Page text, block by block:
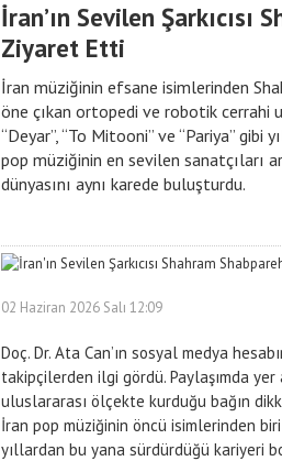
İran’ın Sevilen Şarkıcısı
Ziyaret Etti
İran müziğinin efsane isimlerinden
öne çıkan ortopedi ve robotik cerrahi
“Deyar”, “To Mitooni” ve “Pariya”
pop müziğinin en sevilen sanatçıları
dünyasını aynı karede buluşturdu.
02 Haziran 2026 Salı 12:09
Doç. Dr. Ata Can’ın sosyal medya
takipçilerden ilgi gördü. Paylaşımda
uluslararası ölçekte kurduğu bağın
İran pop müziğinin öncü isimlerinden
yıllardan bu yana sürdürdüğü kariyeri